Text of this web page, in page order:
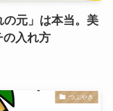
の元」は本当。美
の入れ方
つぶやき